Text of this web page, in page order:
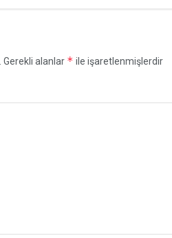
Gerekli alanlar * ile işaretlenmişlerdir